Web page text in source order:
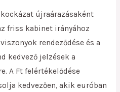
újraárazásaként
friss kabinet irányához
rendeződése és a
kedvező jelzések a
A Ft felértékelődése
kedvezően, akik euróban